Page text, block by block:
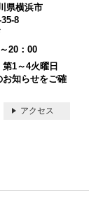
県横浜市
8
20：00
第1～4火曜日
知らせをご確
アクセス